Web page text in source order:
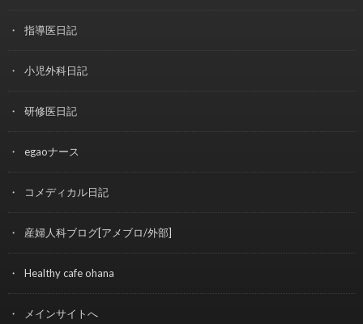
指導医日記
小児外科日記
研修医日記
egaoナース
コメディカル日記
産婦人科ブログ[アメブロ/外部]
Healthy cafe ohana
メインサイトへ